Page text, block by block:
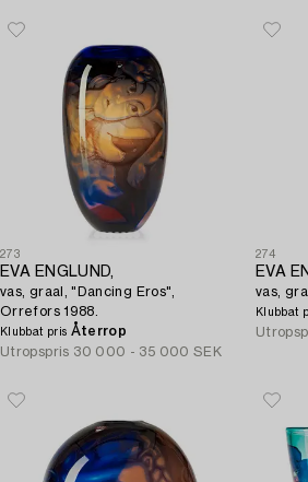
273
EVA ENGLUND,
vas, graal, "Dancing Eros",
Orrefors 1988.
Klubbat pris Återrop
Utropspris 30 000 - 35 000 SEK
274
EVA
vas,
Klubbat